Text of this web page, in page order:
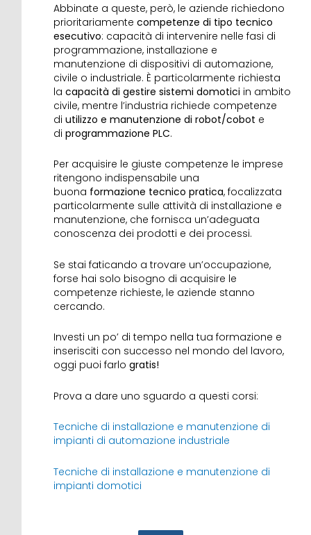
Abbinate a queste, però, le aziende richiedono
prioritariamente competenze di tipo tecnico
esecutivo: capacità di intervenire nelle fasi di
programmazione, installazione e
manutenzione di dispositivi di automazione,
civile o industriale. È particolarmente richiesta
la capacità di gestire sistemi domotici in ambito
civile, mentre l’industria richiede competenze
di utilizzo e manutenzione di robot/cobot e
di programmazione PLC.
Per acquisire le giuste competenze le imprese
ritengono indispensabile una
buona formazione tecnico pratica, focalizzata
particolarmente sulle attività di installazione e
manutenzione, che fornisca un’adeguata
conoscenza dei prodotti e dei processi.
Se stai faticando a trovare un’occupazione,
forse hai solo bisogno di acquisire le
competenze richieste, le aziende stanno
cercando.
Investi un po’ di tempo nella tua formazione e
inserisciti con successo nel mondo del lavoro,
oggi puoi farlo gratis!
Prova a dare uno sguardo a questi corsi:
Tecniche di installazione e manutenzione di
impianti di automazione industriale
Tecniche di installazione e manutenzione di
impianti domotici